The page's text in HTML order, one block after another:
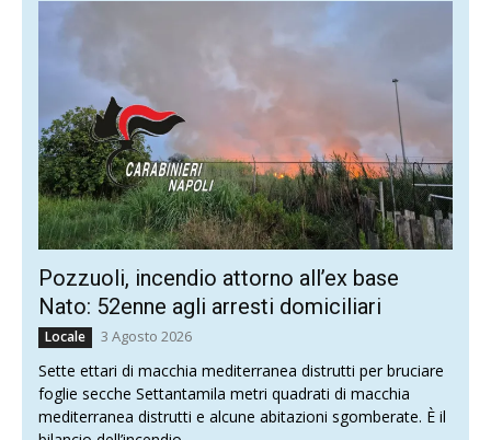
Pozzuoli, incendio attorno all’ex base
Nato: 52enne agli arresti domiciliari
Locale 3 Agosto 2026
Sette ettari di macchia mediterranea distrutti per bruciare
foglie secche Settantamila metri quadrati di macchia
mediterranea distrutti e alcune abitazioni sgomberate. È il